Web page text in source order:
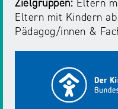
Desinformation
Medienvielfalt
Standort
Medienscouts
Convention
FLIMMO
Medienkommission
Zielgruppen: Eltern
Eltern mit Kindern
Pädagog/innen